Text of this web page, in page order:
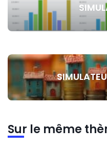
Sur le même